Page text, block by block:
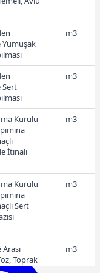
Yumuşak
m3
Sert
m3
Kurulu
İtinalı
m3
Kurulu
Sert
m3
Toprak
m3